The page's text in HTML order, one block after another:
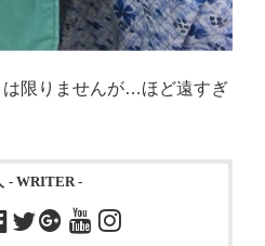
限りませんが…ほど遠すぎ
- WRITER -